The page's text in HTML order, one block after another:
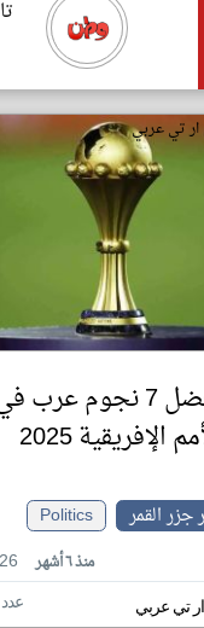
ار تي عربي
أفضل 7 نجوم
الإفريقية 2025
جزر القمر
Politics
منذ ٦ أشهر
ار تي عربي عدد